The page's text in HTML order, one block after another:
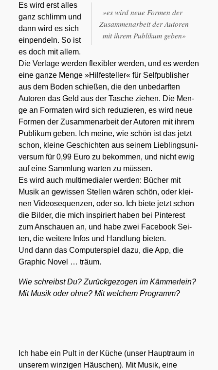
»es wird neue For­men der
Zusam­men­ar­beit der Autoren
mit ihrem Publi­kum geben»
Es wird erst alles
ganz schlimm und
dann wird es sich
ein­pen­deln. So ist
es doch mit allem.
Die Ver­la­ge wer­den fle­xi­bler wer­den, und es wer­den
eine gan­ze Men­ge »Hil­fe­stel­ler« für Self­pu­blisher
aus dem Boden schie­ßen, die den unbe­darf­ten
Autoren das Geld aus der Tasche zie­hen. Die Men­
ge an For­ma­ten wird sich redu­zie­ren, es wird neue
For­men der Zusam­men­ar­beit der Autoren mit ihrem
Publi­kum geben. Ich mei­ne, wie schön ist das jetzt
schon, klei­ne Geschich­ten aus sei­nem Lieb­lings­uni­
ver­sum für 0,99 Euro zu bekom­men, und nicht ewig
auf eine Samm­lung war­ten zu müs­sen.
Es wird auch mul­ti­me­dia­ler wer­den: Bücher mit
Musik an gewis­sen Stel­len wären schön, oder klei­
nen Video­se­quen­zen, oder so. Ich bie­te jetzt schon
die Bil­der, die mich inspi­riert haben bei Pin­te­rest
zum Anschau­en an, und habe zwei Face­book Sei­
ten, die wei­te­re Infos und Hand­lung bie­ten.
Und dann das Com­pu­ter­spiel dazu, die App, die
Gra­phic Novel … träum.
Wie schreibst Du? Zurück­ge­zo­gen im Käm­mer­lein?
Mit Musik oder ohne? Mit wel­chem Pro­gramm?
Ich habe ein Pult in der Küche (unser Haupt­raum in
unse­rem win­zi­gen Häus­chen). Mit Musik, eine